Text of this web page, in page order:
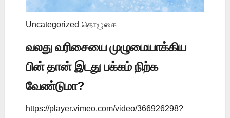
Uncategorized தொழுகை
வலது வரிசையை முழுமையாக்கிய
பின் தான் இடது பக்கம் நிற்க
வேண்டுமா?
https://player.vimeo.com/video/366926298?